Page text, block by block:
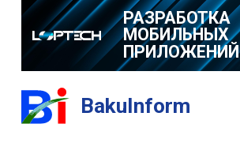
РАЗРАБОТКА
МОБИЛЬНЫХ
ПРИЛОЖЕНИЙ
BakuInform